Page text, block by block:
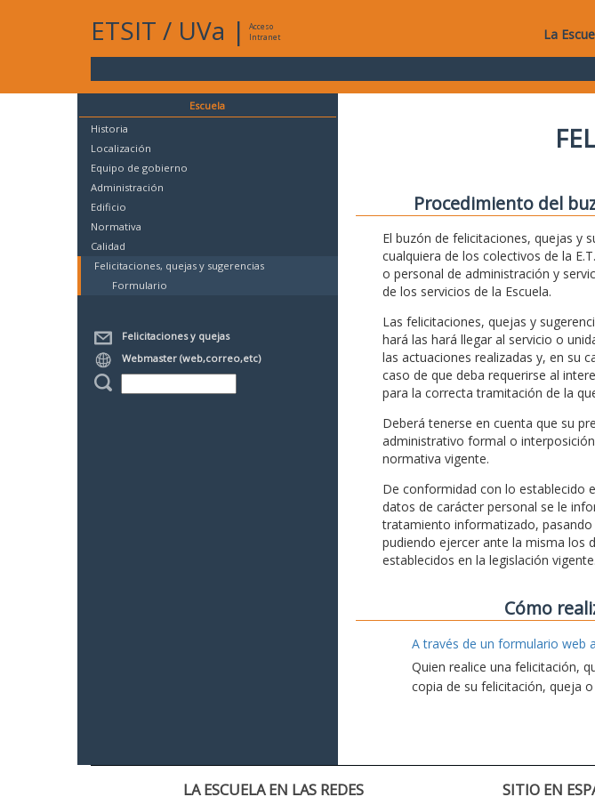
ETSIT / UVa |
Acceso
Intranet
La
Escuela
Historia
Localización
Equipo de gobierno
Administración
Edificio
Normativa
Calidad
Felicitaciones, quejas y sugerencias
Formulario
Felicitaciones y quejas
Webmaster (web,correo,etc)
Procedimiento del
El buzón de felicitaciones, quejas y
cualquiera de los colectivos de la
o personal de administración y
de los servicios de la Escuela.
Las felicitaciones, quejas y
hará las hará llegar al servicio o
las actuaciones realizadas y, en su
caso de que deba requerirse al
para la correcta tramitación de la
Deberá tenerse en cuenta que su
administrativo formal o
normativa vigente.
De conformidad con lo establecido
datos de carácter personal se le
tratamiento informatizado, pasando
pudiendo ejercer ante la misma los
establecidos en la legislación vigente.
Cómo
A través de un formulario web
Quien realice una felicitación,
copia de su felicitación, queja
LA ESCUELA EN LAS REDES SITIO EN